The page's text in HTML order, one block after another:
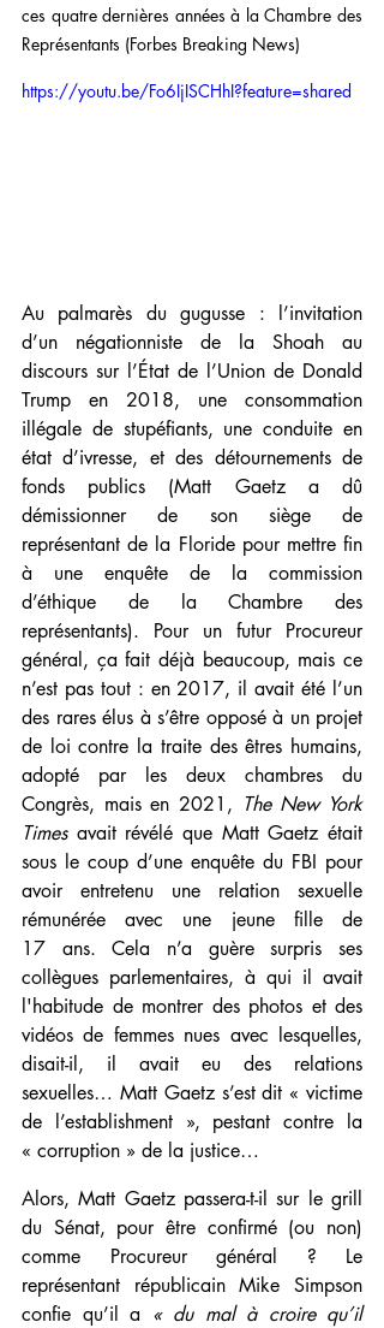
ces quatre dernières années à la Chambre des
Représentants (Forbes Breaking News)
https://youtu.be/Fo6IjISCHhI?feature=shared
Au palmarès du gugusse : l’invitation
d’un négationniste de la Shoah au
discours sur l’État de l’Union de Donald
Trump en 2018, une consommation
illégale de stupéfiants, une conduite en
état d’ivresse, et des détournements de
fonds publics (Matt Gaetz a dû
démissionner de son siège de
représentant de la Floride pour mettre fin
à une enquête de la commission
d’éthique de la Chambre des
représentants). Pour un futur Procureur
général, ça fait déjà beaucoup, mais ce
n’est pas tout : en 2017, il avait été l’un
des rares élus à s’être opposé à un projet
de loi contre la traite des êtres humains,
adopté par les deux chambres du
Congrès, mais en 2021, The New York
Times avait révélé que Matt Gaetz était
sous le coup d’une enquête du FBI pour
avoir entretenu une relation sexuelle
rémunérée avec une jeune fille de
17 ans. Cela n’a guère surpris ses
collègues parlementaires, à qui il avait
l'habitude de montrer des photos et des
vidéos de femmes nues avec lesquelles,
disait-il, il avait eu des relations
sexuelles… Matt Gaetz s’est dit « victime
de l’establishment », pestant contre la
« corruption » de la justice…
Alors, Matt Gaetz passera-t-il sur le grill
du Sénat, pour être confirmé (ou non)
comme Procureur général ? Le
représentant républicain Mike Simpson
confie qu’il a « du mal à croire qu’il